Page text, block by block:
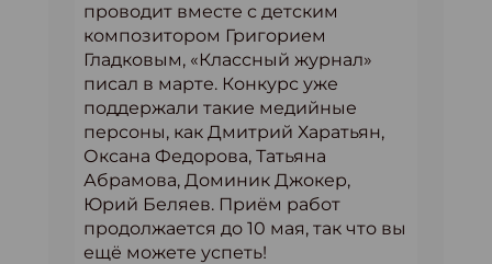
проводит вместе с детским
композитором Григорием
Гладковым, «Классный журнал»
писал в марте. Конкурс уже
поддержали такие медийные
персоны, как Дмитрий Харатьян,
Оксана Федорова, Татьяна
Абрамова, Доминик Джокер,
Юрий Беляев. Приём работ
продолжается до 10 мая, так что вы
ещё можете успеть!